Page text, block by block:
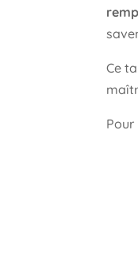
Ce
Pour